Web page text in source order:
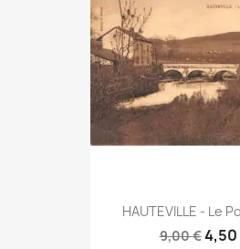
HAUTEVILLE - Le
9,00 €4,50